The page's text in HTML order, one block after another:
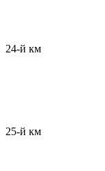
24-й км
25-й км